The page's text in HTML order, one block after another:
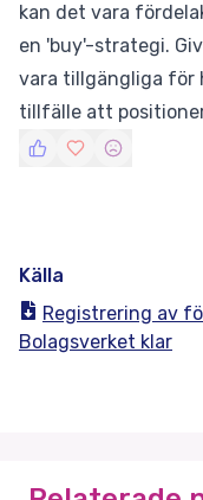
kan det vara
en 'buy'-strategi.
vara tillgängliga för
tillfälle att
Källa
Registrering av
Bolagsverket klar